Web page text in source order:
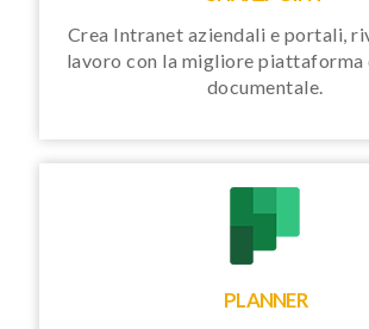
Crea Intranet aziendali e portali,
lavoro con la migliore piattaforma
documentale.
PLANNER